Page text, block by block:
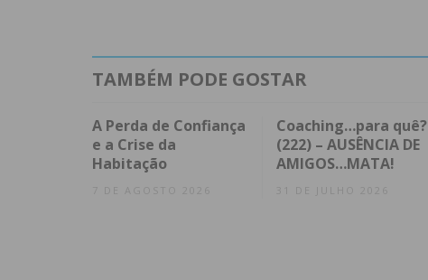
TAMBÉM PODE GOSTAR
A Perda de Confiança
e a Crise da
Habitação
7 DE AGOSTO 2026
Coaching…para quê?
(222) – AUSÊNCIA DE
AMIGOS…MATA!